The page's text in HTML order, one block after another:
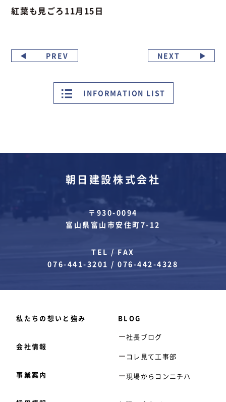
紅葉も見ごろ11月15日
PREV
INFORMATION LIST
NEXT
朝日建設株式会社
〒930-0094
富山県富山市安住町7-12
TEL / FAX
076-441-3201 /076-442-4328
私たちの想いと強み
会社情報
事業案内
BLOG
社長ブログ
コレ見て工事部
現場からコンニチハ